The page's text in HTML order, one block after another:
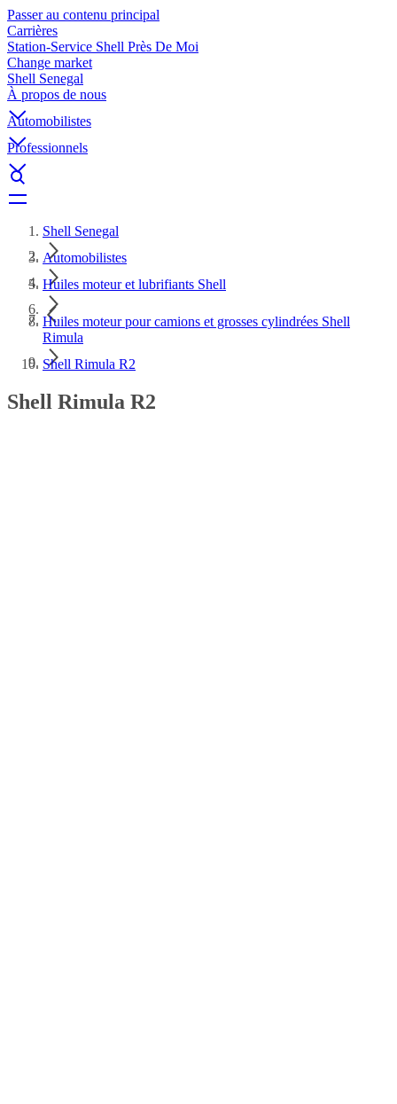
Passer au contenu principal
Carrières
Station-Service Shell Près De Moi
Change market
Shell Senegal
À propos de nous
Automobilistes
Professionnels
Shell Senegal
Automobilistes
Huiles moteur et lubrifiants Shell
Huiles moteur pour camions et grosses cylindrées Shell
Rimula
Shell Rimula R2
Shell Rimula R2